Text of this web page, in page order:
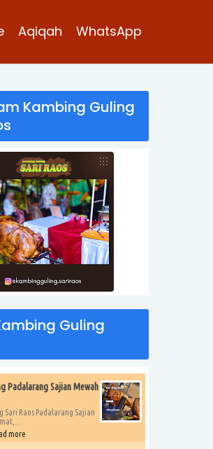
Aqiqah WhatsApp
Kambing Guling
Guling
Padalarang Sajian Mewah
Sari Raos Padalarang Sajian
more